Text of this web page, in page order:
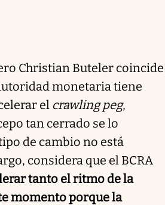
Christian Buteler coincide
monetaria tiene
el crawling peg,
tan cerrado se lo
de cambio no está
considera que el BCRA
tanto el ritmo de la
momento porque la